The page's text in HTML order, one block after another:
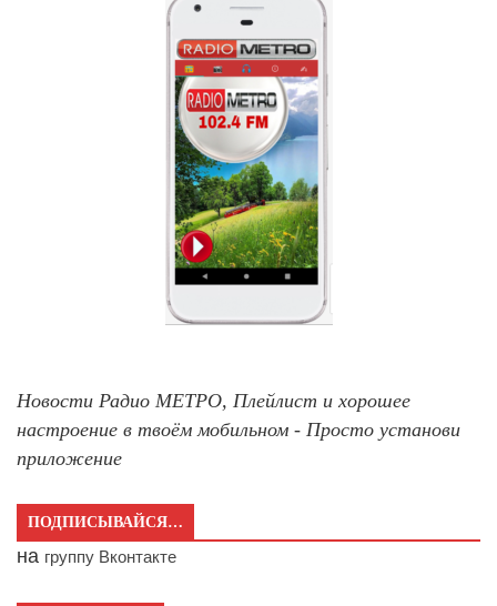
Новости Радио МЕТРО, Плейлист и хорошее
настроение в твоём мобильном - Просто установи
приложение
ПОДПИСЫВАЙСЯ…
на группу Вконтакте